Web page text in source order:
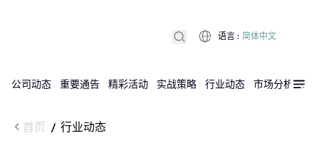
公司动态 重要通告 精彩活动 实战策略 行业动态 市场分析
语言 : 简体中文
首页 / 行业动态